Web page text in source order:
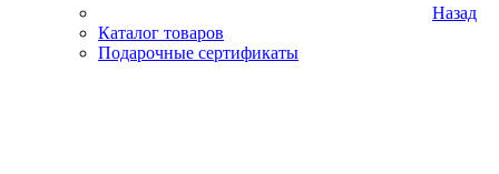
Назад
Каталог товаров
Подарочные сертификаты